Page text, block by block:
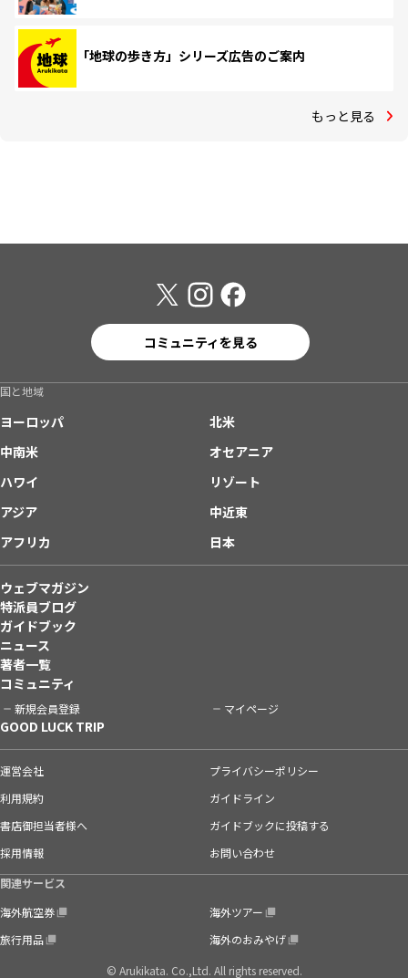
「地球の歩き方」シリーズ広告のご案内
もっと見る
コミュニティを見る
国と地域
ヨーロッパ
北米
中南米
オセアニア
ハワイ
リゾート
アジア
中近東
アフリカ
日本
ウェブマガジン
特派員ブログ
ガイドブック
ニュース
著者一覧
コミュニティ
新規会員登録 マイページ
GOOD LUCK TRIP
運営会社
プライバシーポリシー
利用規約
ガイドライン
書店御担当者様へ
ガイドブックに投稿する
採用情報
お問い合わせ
関連サービス
海外航空券
海外ツアー
旅行用品
海外のおみやげ
© Arukikata. Co.,Ltd. All rights reserved.